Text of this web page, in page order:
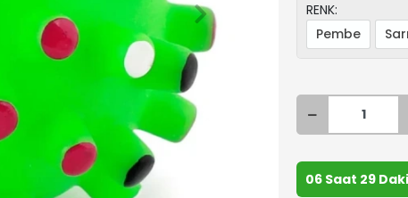
RENK:
Pembe
Sarı
06 Saat 29